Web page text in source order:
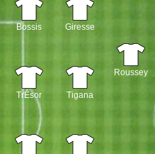
Bossis
TrÊsor
Giresse
Tigana
Roussey